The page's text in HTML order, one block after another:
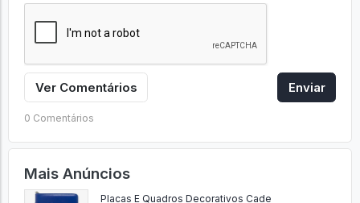
Ver Comentários Enviar
0 Comentários
Mais Anúncios
Placas E Quadros Decorativos Cade